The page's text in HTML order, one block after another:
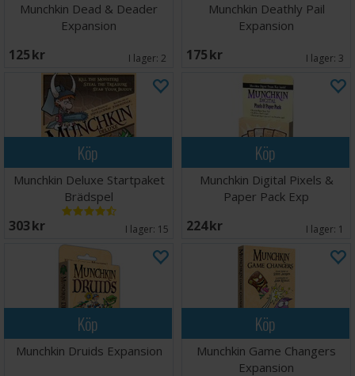
Munchkin Dead & Deader
Expansion
125 SEK I lager: 2
Munchkin Deathly Pail
Expansion
175 SEK I lager: 3
Köp
Munchkin Deluxe Startpaket
Brädspel
303 SEK I lager: 15
Köp
Munchkin Digital Pixels &
Paper Pack Exp
224 SEK I lager: 1
Köp
Munchkin Druids Expansion
Köp
Munchkin Game Changers
Expansion